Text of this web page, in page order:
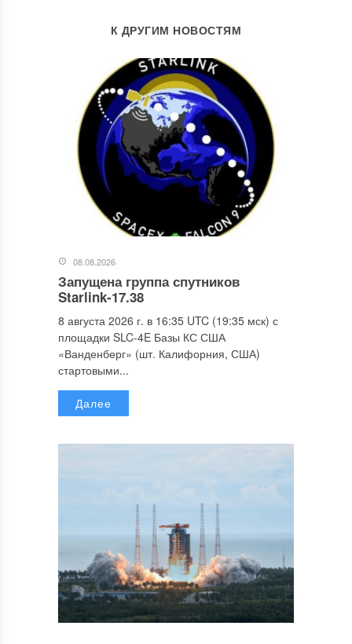
К ДРУГИМ НОВОСТЯМ
08.08.2026
Запущена группа спутников
Starlink-17.38
8 августа 2026 г. в 16:35 UTC (19:35 мск) с
площадки SLC-4E Базы КС США
«Ванденберг» (шт. Калифорния, США)
стартовыми...
Далее